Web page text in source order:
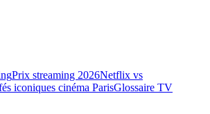
Prix streaming 2026Netflix vs
iconiques cinéma ParisGlossaire TV